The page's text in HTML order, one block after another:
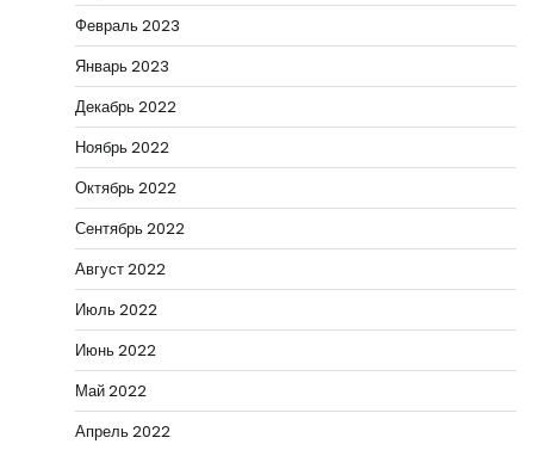
Февраль 2023
Январь 2023
Декабрь 2022
Ноябрь 2022
Октябрь 2022
Сентябрь 2022
Август 2022
Июль 2022
Июнь 2022
Май 2022
Апрель 2022